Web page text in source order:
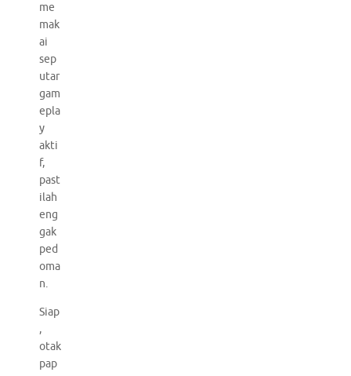
me
mak
ai
sep
utar
gam
epla
y
akti
f,
past
ilah
eng
gak
ped
oma
n.
Siap
,
otak
pap